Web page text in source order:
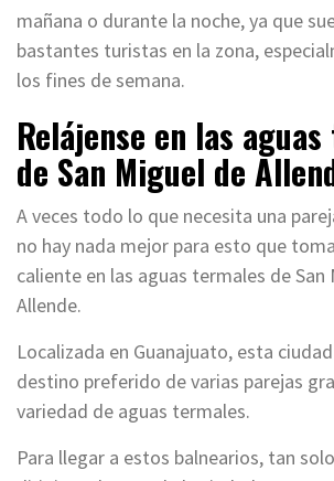
mañana o durante la noche, ya que
bastantes turistas en la zona,
los fines de semana.
Relájense en las
de San Miguel de
A veces todo lo que necesita una
no hay nada mejor para esto que
caliente en las aguas termales de San
Allende.
Localizada en Guanajuato, esta
destino preferido de varias parejas
variedad de aguas termales.
Para llegar a estos balnearios, tan